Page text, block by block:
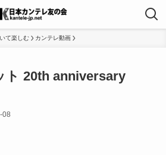
て楽しむ カンテレ動画
ト 20th anniversary
08